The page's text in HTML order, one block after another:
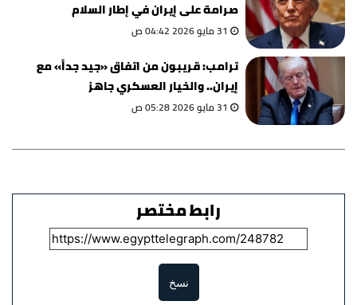
صرامة على إيران في إطار السلام
31 مايو 2026 04:42 ص
ترامب: قريبون من اتفاق «جيد جداً» مع
إيران.. والخيار العسكري جاهز
31 مايو 2026 05:28 ص
رابط مختصر
نسخ